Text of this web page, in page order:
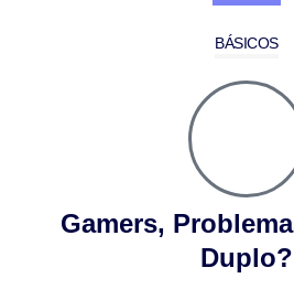
BÁSICOS
Gamers,
Duplo?